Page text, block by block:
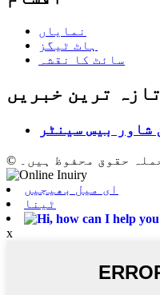
نمایاں
ہاٹ ٹیگز
سائٹ کا نقشہ
تازہ ترین خبریں
ای میل بھیجیں
ٹینا
x